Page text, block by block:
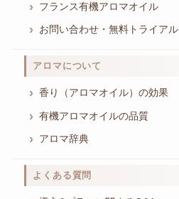
フランス有機アロマオイル
お問い合わせ・無料トライアル
アロマについて
香り（アロマオイル）の効果
有機アロマオイルの品質
アロマ辞典
よくある質問